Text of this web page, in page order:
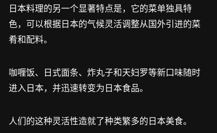
日本料理的另一个显著特点是，它的菜单独具特
色，可以根据日本的气候灵活调整从国外引进的菜
肴和配料。
咖喱饭、日式面条、炸丸子和天妇罗等新口味随时
进入日本，并迅速转变为日本食品。
人们的这种灵活性造就了种类繁多的日本美食。